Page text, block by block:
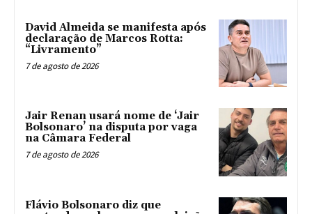
David Almeida se manifesta após
declaração de Marcos Rotta:
“Livramento”
7 de agosto de 2026
Jair Renan usará nome de ‘Jair
Bolsonaro’ na disputa por vaga
na Câmara Federal
7 de agosto de 2026
Flávio Bolsonaro diz que